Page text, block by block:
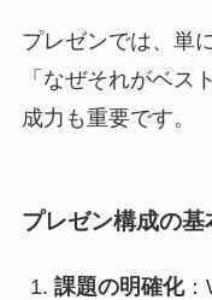
プレゼンでは、単
「なぜそれがベス
成力も重要です。
プレゼン構成の基
課題の明確化：